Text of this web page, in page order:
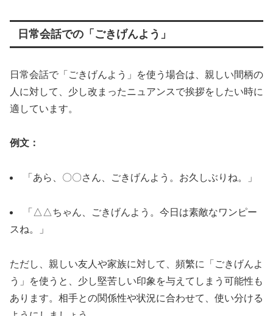
日常会話での「ごきげんよう」
日常会話で「ごきげんよう」を使う場合は、親しい間柄の
人に対して、少し改まったニュアンスで挨拶をしたい時に
適しています。
例文：
「あら、〇〇さん、ごきげんよう。お久しぶりね。」
「△△ちゃん、ごきげんよう。今日は素敵なワンピー
スね。」
ただし、親しい友人や家族に対して、頻繁に「ごきげんよ
う」を使うと、少し堅苦しい印象を与えてしまう可能性も
あります。相手との関係性や状況に合わせて、使い分ける